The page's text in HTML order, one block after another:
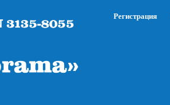
Регистрация